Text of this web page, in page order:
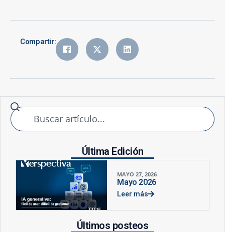
Compartir:
Última Edición
MAYO 27, 2026
Mayo 2026
Leer más
Últimos posteos